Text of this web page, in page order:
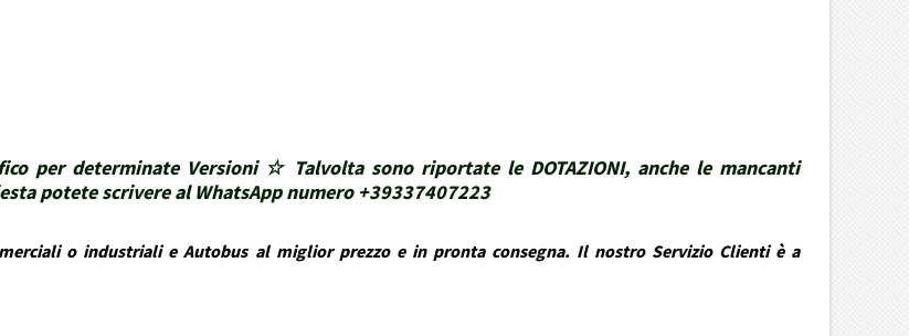
per determinate Versioni ☆ Talvolta sono riportate le DOTAZIONI, anche le mancanti
potete scrivere al WhatsApp numero +39337407223
o industriali e Autobus al miglior prezzo e in pronta consegna. Il nostro Servizio Clienti è a